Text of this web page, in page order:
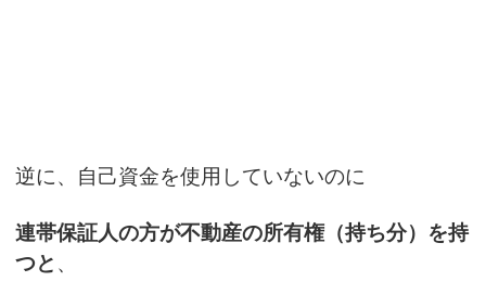
逆に、自己資金を使用していないのに
連帯保証人の方が不動産の所有権（持ち分）を持
つと 、